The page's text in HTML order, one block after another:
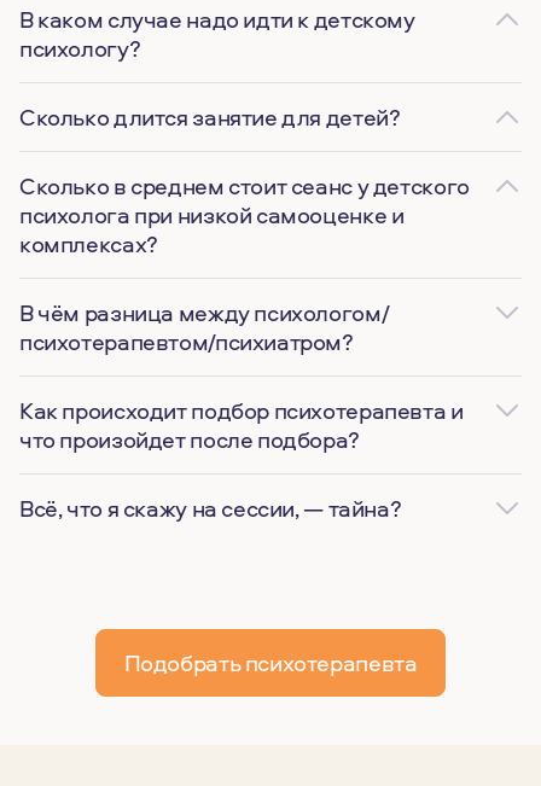
В каком случае надо идти к детскому
психологу?
Сколько длится занятие для детей?
Сколько в среднем стоит сеанс у детского
психолога при низкой самооценке и
комплексах?
В чём разница между психологом/
психотерапевтом/психиатром?
Как происходит подбор психотерапевта и
что произойдет после подбора?
Всё, что я скажу на сессии, — тайна?
Подобрать психотерапевта